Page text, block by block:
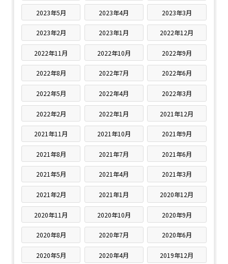
2023年5月 2023年4月 2023年3月
2023年2月 2023年1月 2022年12月
2022年11月 2022年10月 2022年9月
2022年8月 2022年7月 2022年6月
2022年5月 2022年4月 2022年3月
2022年2月 2022年1月 2021年12月
2021年11月 2021年10月 2021年9月
2021年8月 2021年7月 2021年6月
2021年5月 2021年4月 2021年3月
2021年2月 2021年1月 2020年12月
2020年11月 2020年10月 2020年9月
2020年8月 2020年7月 2020年6月
2020年5月 2020年4月 2019年12月